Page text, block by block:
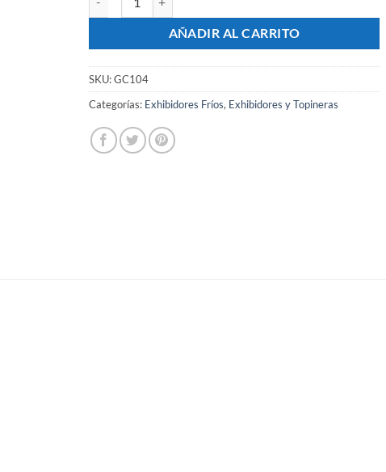
AÑADIR AL CARRITO
SKU:GC104
Categorías: Exhibidores Fríos, Exhibidores y Topineras